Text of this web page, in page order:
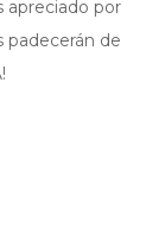
apreciado por
padecerán de